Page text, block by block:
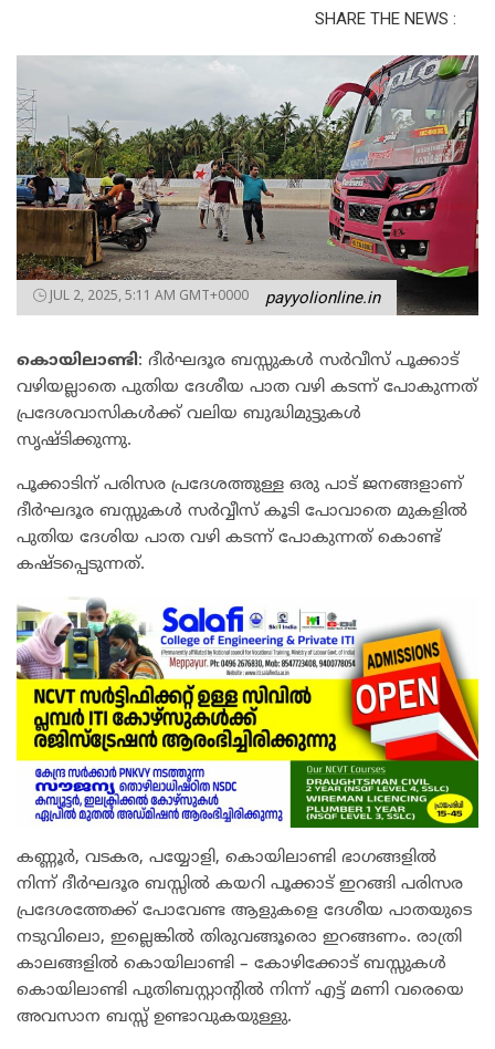
SHARE THE NEWS :
JUL 2, 2025, 5:11 AM GMT+0000 payyolionline.in
കൊയിലാണ്ടി: ദീർഘദൂര ബസ്സുകൾ സർവീസ് പൂക്കാട്
വഴിയല്ലാതെ പുതിയ ദേശീയ പാത വഴി കടന്ന് പോകുന്നത്
പ്രദേശവാസികൾക്ക് വലിയ ബുദ്ധിമുട്ടുകൾ
സൃഷ്ടിക്കുന്നു.
പൂക്കാടിന് പരിസര പ്രദേശത്തുള്ള ഒരു പാട് ജനങ്ങളാണ്
ദീർഘദൂര ബസ്സുകൾ സർവ്വീസ് കൂടി പോവാതെ മുകളിൽ
പുതിയ ദേശിയ പാത വഴി കടന്ന് പോകുന്നത് കൊണ്ട്
കഷ്ടപ്പെടുന്നത്.
കണ്ണൂർ, വടകര, പയ്യോളി, കൊയിലാണ്ടി ഭാഗങ്ങളിൽ
നിന്ന് ദീർഘദൂര ബസ്സിൽ കയറി പൂക്കാട് ഇറങ്ങി പരിസര
പ്രദേശത്തേക്ക് പോവേണ്ട ആളുകളെ ദേശീയ പാതയുടെ
നടുവിലൊ, ഇല്ലെങ്കിൽ തിരുവങ്ങൂരൊ ഇറങ്ങണം. രാത്രി
കാലങ്ങളിൽ കൊയിലാണ്ടി – കോഴിക്കോട് ബസ്സുകൾ
കൊയിലാണ്ടി പുതിബസ്റ്റാന്റിൽ നിന്ന് എട്ട് മണി വരെയെ
അവസാന ബസ്സ് ഉണ്ടാവുകയുള്ളു.